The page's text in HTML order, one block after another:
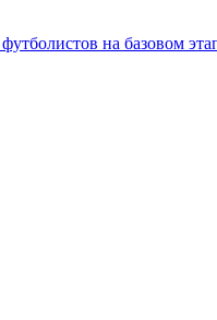
на базовом